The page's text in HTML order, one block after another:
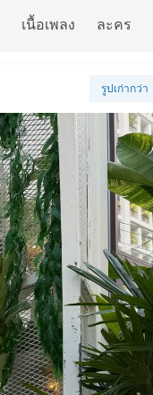
เนื้อเพลง ละคร
รูปเก่ากว่า